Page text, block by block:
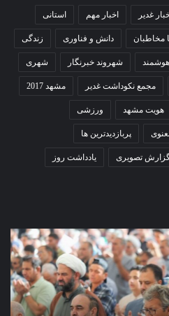
غدیر اخبار مهم استانی
مخاطبان دانش و فناوری زندگی
شهروند خبرنگار شهری
مجمع نکوداشت غدیر مشهد 2017
هویت مشهد ورزشی
پربازدیدترین ها
تصویری یادداشت روز